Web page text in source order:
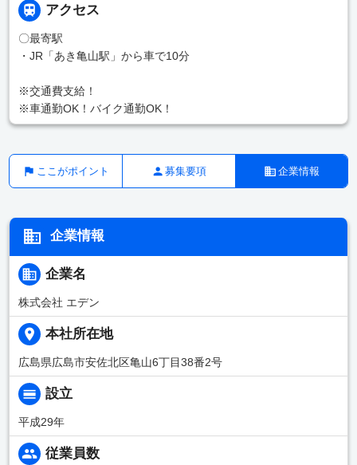
アクセス
〇最寄駅
・JR「あき亀山駅」から車で10分
※交通費支給！
※車通勤OK！バイク通勤OK！
ここがポイント 募集要項 企業情報
企業情報
企業名
株式会社 エデン
本社所在地
広島県広島市安佐北区亀山6丁目38番2号
設立
平成29年
従業員数